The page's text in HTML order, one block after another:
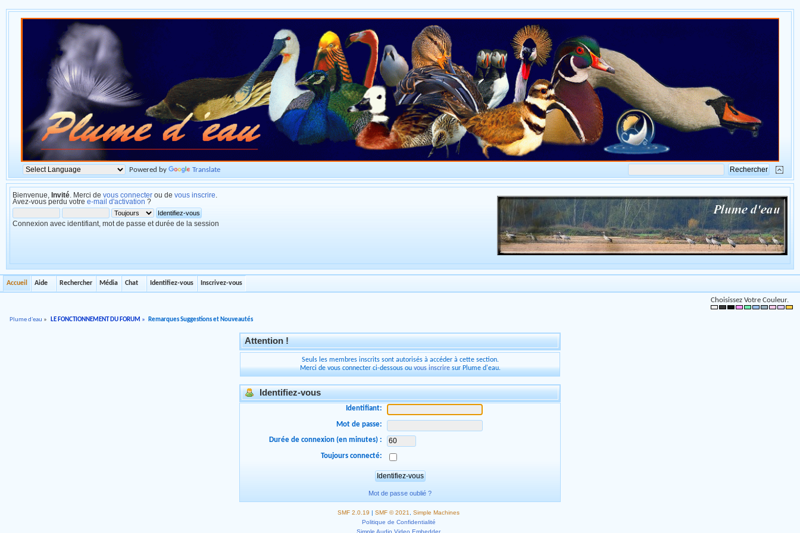
Powered by Translate
Bienvenue, Invité . Merci de vous connecter ou de vous inscrire
Avez-vous perdu votre e-mail d'activation ?
Connexion avec identifiant, mot de passe et durée de la session
Accueil Aide Rechercher Média Chat Identifiez-vous Inscrivez-vous
Choisissez Votre Couleur.
Plume d'eau » LE FONCTIONNEMENT DU FORUM » Remarques Suggestions et Nouveautés
Attention !
Seuls les membres inscrits sont autorisés à accéder à cette section.
Merci de vous connecter ci-dessous ouvous inscriresur Plume d'eau.
Identifiez-vous
Identifiant:
Mot de passe:
Durée de connexion (en minutes) :
Toujours connecté:
Mot de passe oublié ?
SMF 2.0.19 | SMF © 2021
Simple Machines
Politique de Confidentialité
Simple Audio Video Embedder